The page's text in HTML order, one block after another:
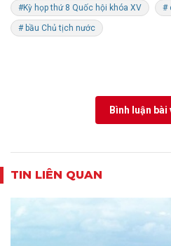
#Kỳ họp thứ 8 Quốc hội khóa XV #
# bầu Chủ tịch nước
Bình luận bài
TIN LIÊN QUAN